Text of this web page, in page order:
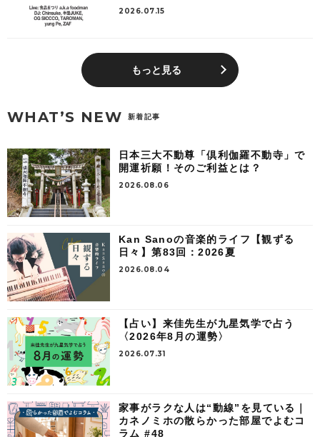
2026.07.15
もっと見る
WHAT’S NEW 新着記事
日本三大不動尊「倶利伽羅不動寺」で
開運祈願！そのご利益とは？
2026.08.06
Kan Sanoの音楽的ライフ【観ずる
日々】第83回：2026夏
2026.08.04
【占い】来佳先生が九星気学で占う
〈2026年8月の運勢〉
2026.07.31
家事がラクな人は“動線”を見ている｜
カネノミホの散らかった部屋でよむコ
ラム #48